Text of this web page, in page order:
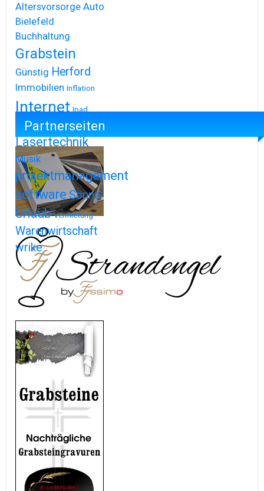
Altersvorsorge Auto
Bielefeld
Buchhaltung
Grabstein
Günstig Herford
Immobilien Inflation
Internet Ipad
Iphone
Lasertechnik
Musik
projektmanagement
softwareSonne
Urlaub Vermietung
Warenwirtschaft
wrike
Partnerseiten